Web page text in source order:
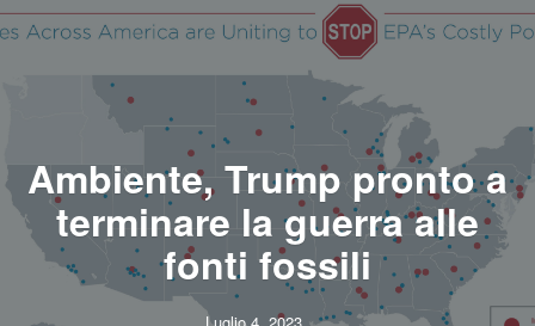
Ambiente, Trump pronto a
terminare la guerra alle
fonti fossili